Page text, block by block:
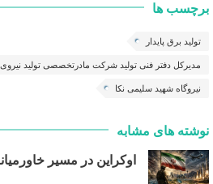
برچسب ها
تولید برق پایدار
مدیرکل دفتر فنی تولید شرکت مادرتخصصی تولید
نیروگاه شهید سلیمی نکا
نوشته های مشابه
اوکراین در مسیر